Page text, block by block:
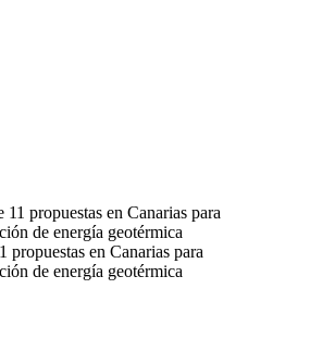
en Canarias para
de energía geotérmica